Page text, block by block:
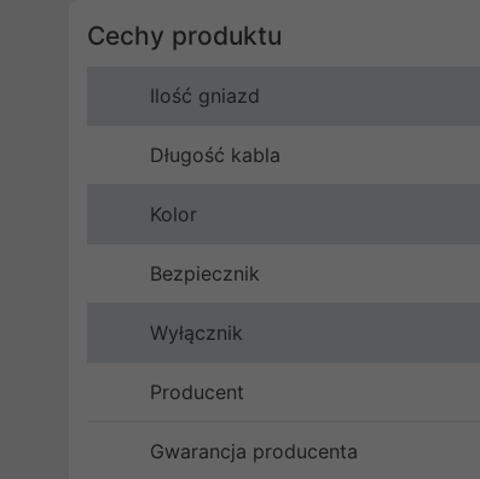
Cechy produktu
Ilość gniazd
Długość kabla
Kolor
Bezpiecznik
Wyłącznik
Producent
Gwarancja producenta